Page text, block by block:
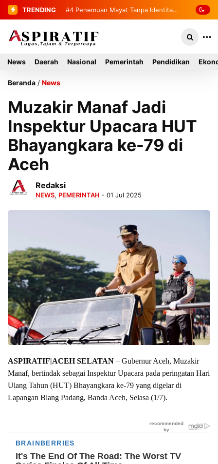
TRENDING #4 Penemuan Mayat Tanpa Identitas
Selatan
News Daerah Nasional Pemerintah Pendidikan
Beranda / News
Muzakir Manaf Jadi
Inspektur Upacara HUT
Bhayangkara ke-79 di
Aceh
Redaksi
NEWS, PEMERINTAH - 01 Jul 2025
ASPIRATIF|ACEH SELATAN – Gubernur Aceh, Muzakir
Manaf, bertindak sebagai Inspektur Upacara pada peringatan Hari
Ulang Tahun (HUT) Bhayangkara ke-79 yang digelar di
Lapangan Blang Padang, Banda Aceh, Selasa (1/7).